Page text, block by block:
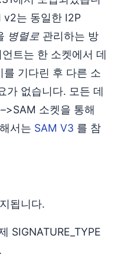
v2는 동일한 I2P
병렬로 관리하는 방
트는 한 소켓에서 데
기다린 후 다른 소
가 없습니다. 모든 데
소켓을 통해
서는 SAM V3 를 참
됩니다.
SIGNATURE_TYPE